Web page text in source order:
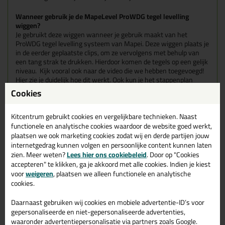
Wanneer gebruik je de MapeLevel ProWDG tegel levelling
wiggen?
Je gebruikt deze wiggen wanneer je gebruik maakt van het
ProWDG tegel levelling systeem van Mapei. Deze wiggen plaats je
in de eerder geplaatste clips, om ze vervolgens met behulp van
een tang strak te drukken. Hierdoor komen de tegels op een gelijk
niveau. Kijk vooral ook naar de video die we hebben toegevoegd!
Hier zie je duidelijk hoe dit werkt. Ook kun je het stappenplan
lezen dat we onder het kopje 'specificaties' hebben toegevoegd.
Bijzonder geschikt voor het leggen van grote formaten of oneffen
bekledingen op ongelijke ondergronden.
Voor tegels met een dikte tussen 3 en 12 mm.
Kenmerken
Zak van 100 stuks
Makkelijk te verwijderen
Herbruikbaar
Het MapeLevel ProWDG tegel
levelling systeem
Cookies
Kitcentrum gebruikt cookies en vergelijkbare technieken. Naast
functionele en analytische cookies waardoor de website goed werkt,
plaatsen we ook marketing cookies zodat wij en derde partijen jouw
internetgedrag kunnen volgen en persoonlijke content kunnen laten
zien. Meer weten?Lees hier ons cookiebeleid. Door op "Cookies
accepteren" te klikken, ga je akkoord met alle cookies. Indien je kiest
voorweigeren, plaatsen we alleen functionele en analytische
cookies.
Daarnaast gebruiken wij cookies en mobiele advertentie-ID’s voor
gepersonaliseerde en niet-gepersonaliseerde advertenties,
waaronder advertentiepersonalisatie via partners zoals Google.